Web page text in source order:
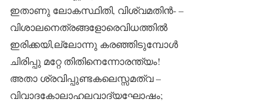
ഇതാണു ലോകസ്ഥിതി, വിശ്വമതിൻ- –
വിശാലനെത്രങ്ങളോരെവിധത്തിൽ
ഇരിക്കയി,ല്ലോന്നു കരഞ്ഞിടുമ്പോൾ
ചിരിപ്പു മറ്റേ തിതിനെന്നോരന്ത്യം!
അതാ ശ്രവിപ്പുണ്ടകലെസ്സമത്വ –
വിവാദകോലാഹലവാദ്യഘോഷം;